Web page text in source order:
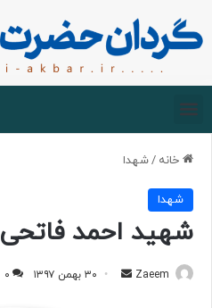
خانه /شهدا
شهدا
شهید احمد فاتحی
Zaeem ۳۰ بهمن ۱۳۹۷ ۰